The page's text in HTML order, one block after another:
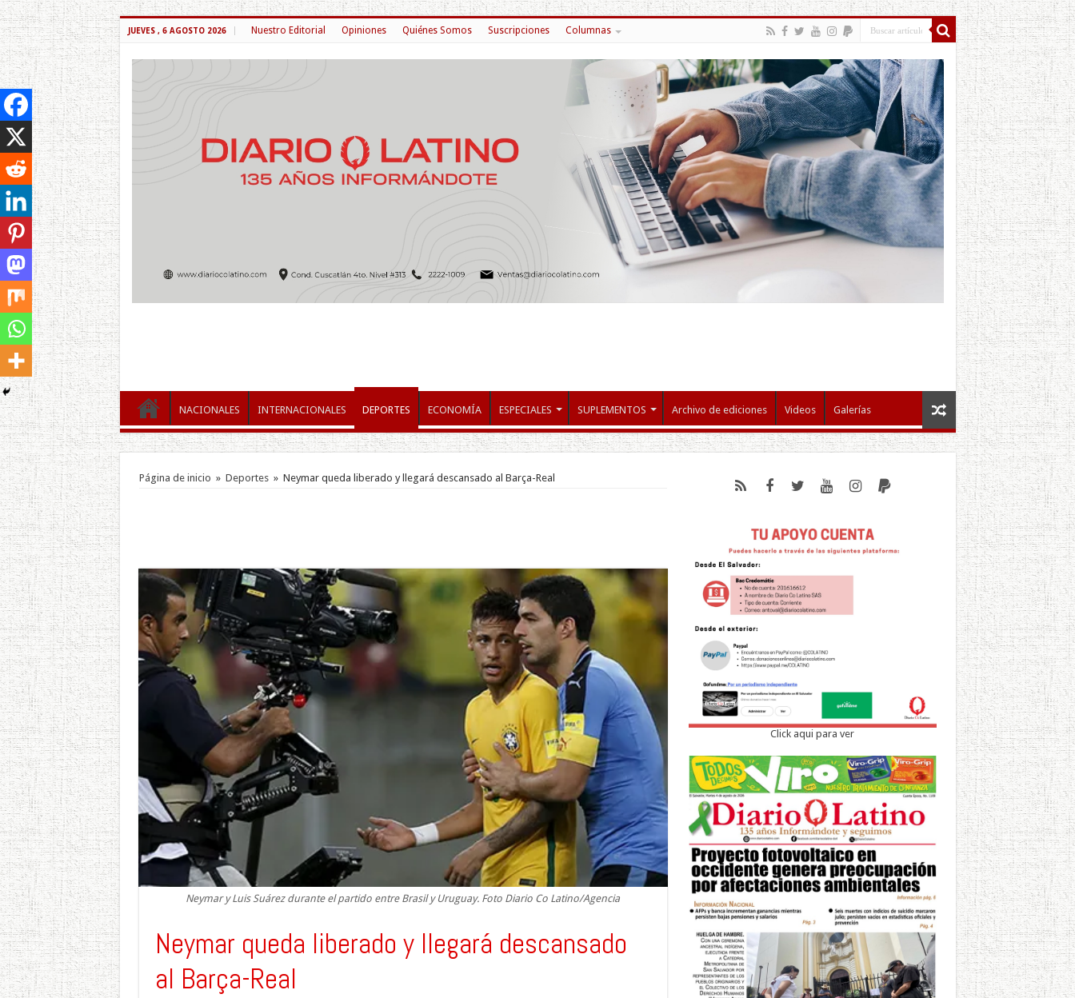
JUEVES , 6 AGOSTO 2026 Nuestro Editorial Opiniones Quiénes Somos Suscripciones Columnas
NACIONALES INTERNACIONALES DEPORTES ECONOMÍA ESPECIALES SUPLEMENTOS Archivo de ediciones Videos Galerías
Página de inicio » Deportes » Neymar queda liberado y llegará descansado al Barça-Real
Neymar y Luis Suárez durante el partido entre Brasil y Uruguay. Foto Diario Co Latino/Agencia
Neymar queda liberado y llegará descansado
al Barça-Real
Click aqui para ver